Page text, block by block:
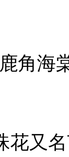
鹿角海
花又